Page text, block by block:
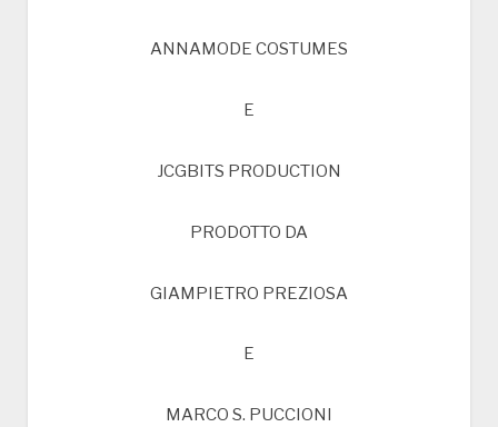
ANNAMODE COSTUMES
E
JCGBITS PRODUCTION
PRODOTTO DA
GIAMPIETRO PREZIOSA
E
MARCO S. PUCCIONI